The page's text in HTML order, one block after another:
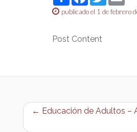
publicado el 1 de febrero
Post Content
← Educación de Adultos –